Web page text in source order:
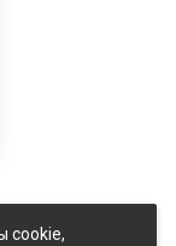
cookie,